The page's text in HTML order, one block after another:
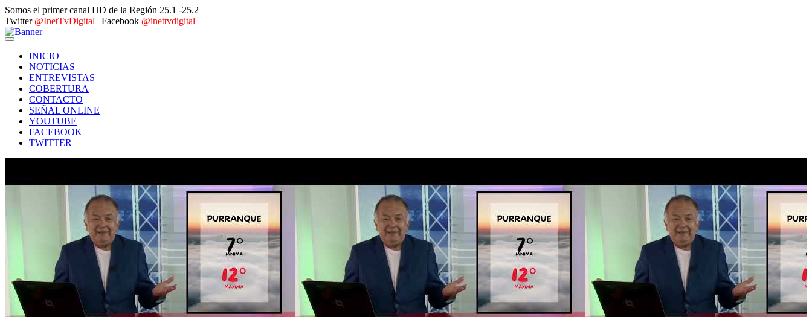
Somos el primer canal HD de la Región 25.1 -25.2
Twitter @InetTvDigital | Facebook @inettvdigital
INICIO
NOTICIAS
ENTREVISTAS
COBERTURA
CONTACTO
SEÑAL ONLINE
YOUTUBE
FACEBOOK
TWITTER